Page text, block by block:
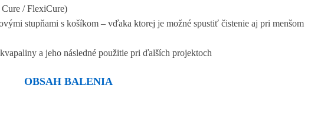
Cure / FlexiCure)
stupňami s košíkom – vďaka ktorej je možné spustiť čistenie aj pri menšom
a jeho následné použitie pri ďalších projektoch
OBSAH BALENIA